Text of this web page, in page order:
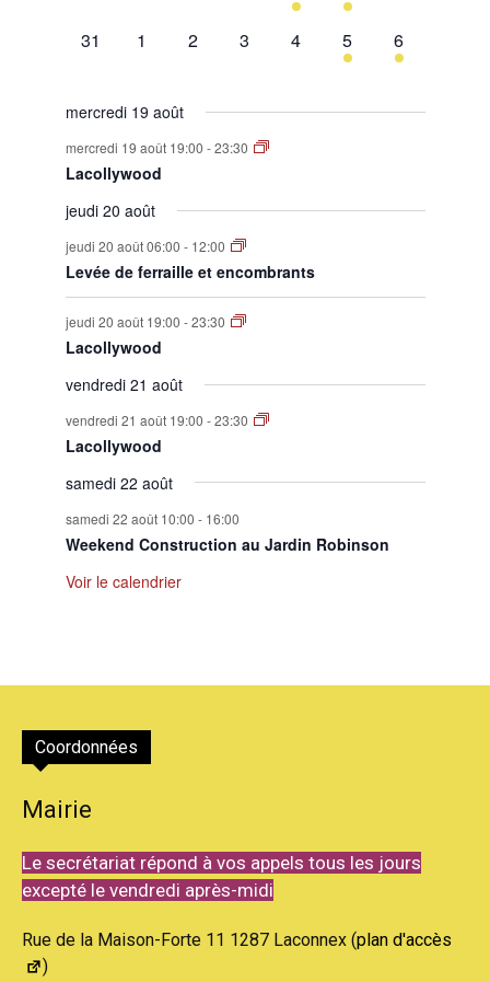
évènement,évènement,évènement,
0
31
0
1
0
2
0
3
0
évènement,
4
1
évènement,
5
1
évènement,
6
mercredi 19 août
mercredi 19 août 19:00 -23:30
Lacollywood
jeudi 20 août
jeudi 20 août 06:00 - 12:00
Levée de ferraille et encombrants
jeudi 20 août 19:00 -23:30
Lacollywood
vendredi 21 août
vendredi 21 août 19:00 -23:30
Lacollywood
samedi 22 août
samedi 22 août 10:00 - 16:00
Weekend Construction au Jardin Robinson
Voir le calendrier
Coordonnées
Mairie
Le secrétariat répond à vos appels tous les jours
excepté le vendredi après-midi
Rue de la Maison-Forte 11 1287 Laconnex (plan d'accès
)